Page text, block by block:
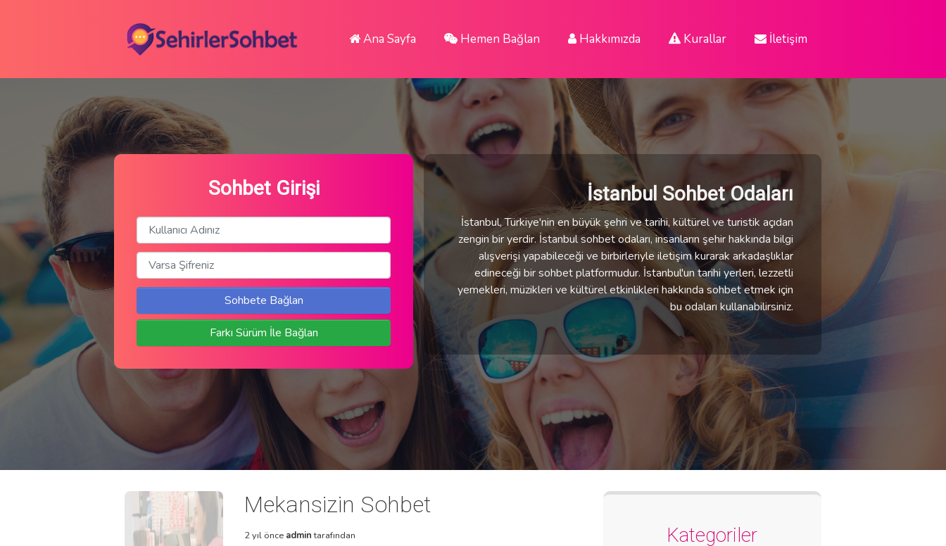
Ana Sayfa Hemen Bağlan Hakkımızda Kurallar İletişim
Sohbet Girişi
Sohbete Bağlan
Farkı Sürüm İle Bağlan
İstanbul Sohbet Odaları
İstanbul, Türkiye'nin en büyük şehri ve tarihi, kültürel ve turistik açıdan
zengin bir yerdir. İstanbul sohbet odaları, insanların şehir hakkında bilgi
alışverişi yapabileceği ve birbirleriyle iletişim kurarak arkadaşlıklar
edineceği bir sohbet platformudur. İstanbul'un tarihi yerleri, lezzetli
yemekleri, müzikleri ve kültürel etkinlikleri hakkında sohbet etmek için
bu odaları kullanabilirsiniz.
Mekansizin Sohbet
2 yıl önce admintarafından Kategoriler